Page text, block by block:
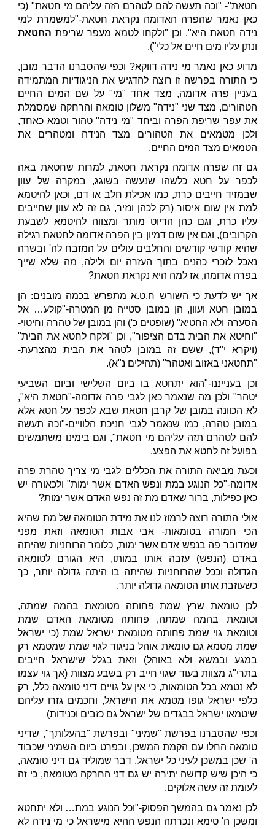
חטאת"- "וכה תעשה להם לטהרם הזה עליהם מי חטאת" (כי
כאן נאמר שהפרה האדומה נקראת חטאת-"למשמרת למי
נידה חטאת היא", וכן "ולקחו לטמא מעפר שריפת החטאת
ונתן עליו מים חיים אל כלי").
מדוע כאן נאמר מי נידה דווקא? וכפי שהסברנו הדבר מובן,
כי התורה בפרשה זו רוצה להדגיש את הניגודיות המתמידה
בעניין פרה אדומה, מצד אחד "מי" על שם המים החיים
הטהורים, מצד שני "נידה" משלון טומאה והרחקה שמסמלת
את עפר שריפת הפרה וביחד "מי נידה" טהור וטמא כאחד,
ולכן מטמאים את הטהורים מצד הנידה ומטהרים את
הטמאים מצד המים החיים.
גם זה שפרה אדומה נקראת חטאת, למרות שחטאת באה
לכפר על חטא כלשהו שנעשה בשוגג, במקרה של עוון
שבמזיד חייבים כרת, כמו אכילת חלב או דם, וכאן להיטמא
למת אין שום איסור (רק לכהן ונזיר, גם זה לא עוון שחייבים
עליו כרת, וגם כהן הדיוט מותר ומצווה להיטמא לשבעת
הקרובים), וגם אין שום דמיון בין הפרה אדומה לחטאת רגילה
שהיא קודשי קודשים והחלבים עולים על המזבח לה' ובשרה
נאכל לזכרי כהנים בתוך העזרה יום ולילה, מה שלא שייך
בפרה אדומה, אז למה היא נקראת חטאת?
אך יש לדעת כי השורש ח.ט.א מתפרש בכמה מובנים: הן
במובן חטא ועוון, הן במובן סטייה מן המטרה-"קולע… אל
הסערה ולא החטיא" (שופטים כ') והן במובן של טהרה וחיטוי-
"וחיטא את הבית בדם הציפור", וכן "ולקח לחטא את הבית"
(ויקרא י"ד), ששם זה במובן לטהר את הבית מהצרעת-
"תחטאני באזוב ואטהר" (תהילים נ"א).
וכן בענייננו-"הוא יתחטא בו ביום השלישי וביום השביעי
יטהר" ולכן מה שנאמר כאן לגבי פרה אדומה-"חטאת היא",
לא הכוונה במובן של קרבן חטאת שבא לכפר על חטא אלא
במובן טהרה, כמו שנאמר לגבי חניכת הלוויים-"וכה תעשה
להם לטהרם תזה עליהם מי חטאת", וגם בימינו משתמשים
בפועל זה לחטא את הפצע.
וכעת מביאה התורה את הכללים לגבי מי צריך טהרת פרה
אדומה-"כל הנוגע במת ונפש האדם אשר ימות" ולכאורה יש
כאן כפילות, ברור שאדם מת זה נפש האדם אשר ימות?
אולי התורה רוצה לרמוז לנו את מידת הטומאה של מת שהיא
הכי חמורה בטומאות- אבי אבות הטומאה וזאת מפני
שמדובר פה בנפש אדם אשר ימות, כלומר הרוחניות שהיתה
באדם (הנפש) עזבה אותו במותו, היא הגורם לטומאה
הגדולה וככל שהרוחניות שהיתה בו היתה גדולה יותר, כך
כשעוזבת אותו הטומאה גדולה יותר.
לכן טומאת שרץ שמת פחותה מטומאת בהמה שמתה,
וטומאת בהמה שמתה, פחותה מטומאת האדם שמת
וטומאת גוי שמת פחותה מטומאת ישראל שמת (כי ישראל
שמת מטמא גם טומאת אוהל בניגוד לגוי שמת שמטמא רק
במגע ובמשא ולא באוהל) וזאת בגלל שישראל חייבים
בתרי"ג מצוות בעוד שגוי חייב רק בשבע מצוות (אך גוי עצמו
לא נטמא בכל הטומאות, כי אין על גויים דיני טומאה כלל, רק
כלפי ישראל גופו מטמא את הישראל, וחכמים גזרו עליהם
שיטמאו ישראל בבגדים של ישראל גם כזבים וכנידות)
וכפי שהסברנו בפרשת "שמיני" ובפרשת "בהעלותך", שדיני
טומאה החלו עם הקמת המשכן, ובפרט ביום השמיני שכבוד
ה' שכן במשכן לעיני כל ישראל, דבר שמוליד גם דיני טומאה,
כי היכן שיש קדושה יתירה יש גם דני החרקה מטומאה, כי זה
לעומת זה עשה אלוקים.
לכן נאמר גם בהמשך הפסוק-"וכל הנוגע במת… ולא יתחטא
ומשכן ה' טימא ונכרתה הנפש ההיא מישראל כי מי נידה לא